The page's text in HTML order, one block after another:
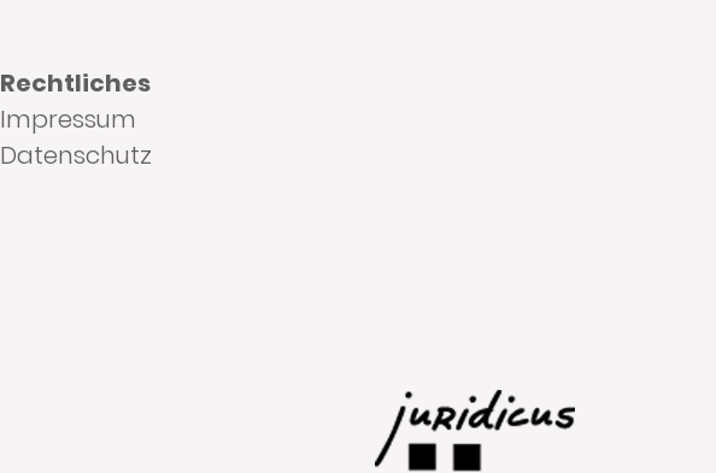
Rechtliches
Impressum
Datenschutz